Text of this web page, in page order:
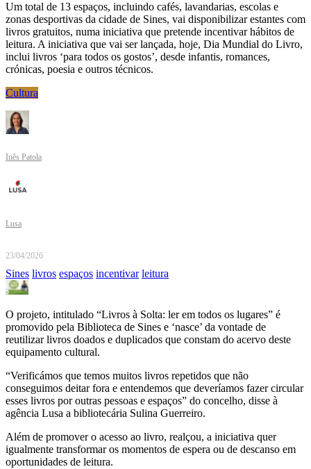
Um total de 13 espaços, incluindo cafés, lavandarias, escolas e
zonas desportivas da cidade de Sines, vai disponibilizar estantes com
livros gratuitos, numa iniciativa que pretende incentivar hábitos de
leitura. A iniciativa que vai ser lançada, hoje, Dia Mundial do Livro,
inclui livros ‘para todos os gostos’, desde infantis, romances,
crónicas, poesia e outros técnicos.
Cultura
Inês Patola
Lusa
23/04/2026
Sines livros espaços incentivar leitura
O projeto, intitulado “Livros à Solta: ler em todos os lugares” é
promovido pela Biblioteca de Sines e ‘nasce’ da vontade de
reutilizar livros doados e duplicados que constam do acervo deste
equipamento cultural.
“Verificámos que temos muitos livros repetidos que não
conseguimos deitar fora e entendemos que deveríamos fazer circular
esses livros por outras pessoas e espaços” do concelho, disse à
agência Lusa a bibliotecária Sulina Guerreiro.
Além de promover o acesso ao livro, realçou, a iniciativa quer
igualmente transformar os momentos de espera ou de descanso em
oportunidades de leitura.